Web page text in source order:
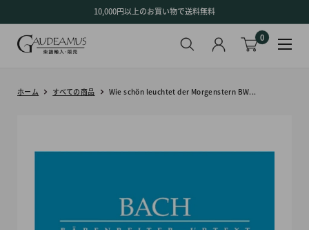
ン
10,000円以上のお買い物で送料無料
0
ホーム すべての商品 Wie schön leuchtet der Morgenstern BW...